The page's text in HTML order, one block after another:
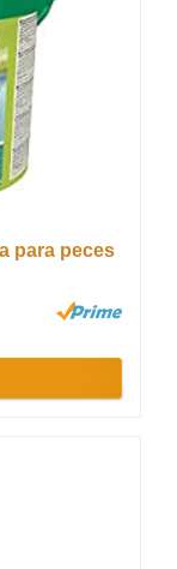
para peces